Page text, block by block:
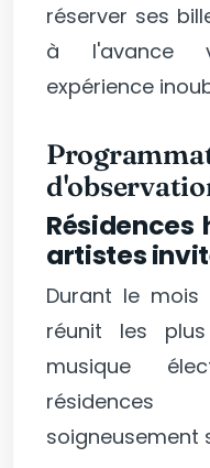
réserver ses
à l'avance
expérience
artistes
Durant le mois
réunit les
musique
soigneusement